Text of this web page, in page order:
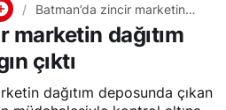
geleni yapacağım
Batman’da zincir marketin
dağıtım deposunda yangın
çıktı
marketin dağıtım
çıktı
dağıtım deposunda çıkan